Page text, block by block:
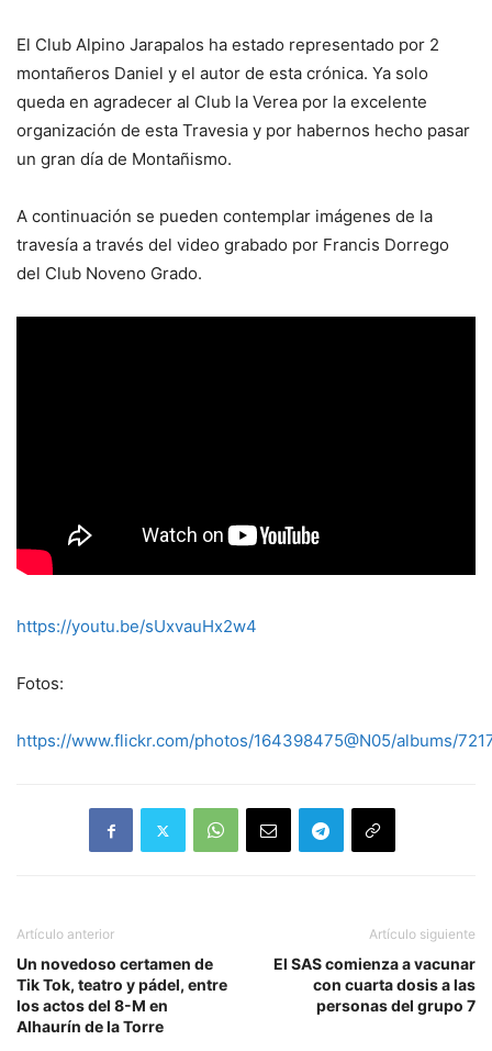
El Club Alpino Jarapalos ha estado representado por 2
montañeros Daniel y el autor de esta crónica. Ya solo
queda en agradecer al Club la Verea por la excelente
organización de esta Travesia y por habernos hecho pasar
un gran día de Montañismo.
A continuación se pueden contemplar imágenes de la
travesía a través del video grabado por Francis Dorrego
del Club Noveno Grado.
https://youtu.be/sUxvauHx2w4
Fotos:
https://www.flickr.com/photos/164398475@N05/albums/
Artículo anterior
Un novedoso certamen de
Tik Tok, teatro y pádel, entre
los actos del 8-M en
Alhaurín de la Torre
Artículo siguiente
El SAS comienza a vacunar
con cuarta dosis a las
personas del grupo 7